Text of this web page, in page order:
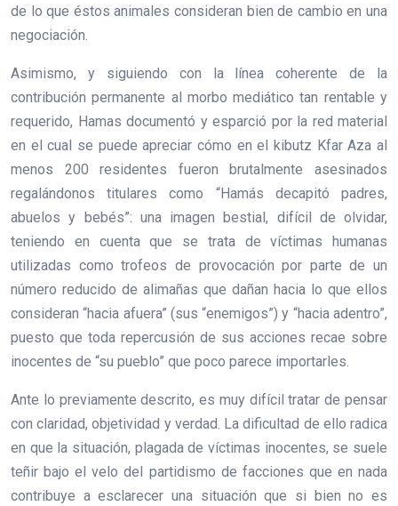
de lo que éstos animales consideran bien de cambio en una
negociación.
Asimismo, y siguiendo con la línea coherente de la
contribución permanente al morbo mediático tan rentable y
requerido, Hamas documentó y esparció por la red material
en el cual se puede apreciar cómo en el kibutz Kfar Aza al
menos 200 residentes fueron brutalmente asesinados
regalándonos titulares como “Hamás decapitó padres,
abuelos y bebés”: una imagen bestial, difícil de olvidar,
teniendo en cuenta que se trata de víctimas humanas
utilizadas como trofeos de provocación por parte de un
número reducido de alimañas que dañan hacia lo que ellos
consideran “hacia afuera” (sus “enemigos”) y “hacia adentro”,
puesto que toda repercusión de sus acciones recae sobre
inocentes de “su pueblo” que poco parece importarles.
Ante lo previamente descrito, es muy difícil tratar de pensar
con claridad, objetividad y verdad. La dificultad de ello radica
en que la situación, plagada de víctimas inocentes, se suele
teñir bajo el velo del partidismo de facciones que en nada
contribuye a esclarecer una situación que si bien no es